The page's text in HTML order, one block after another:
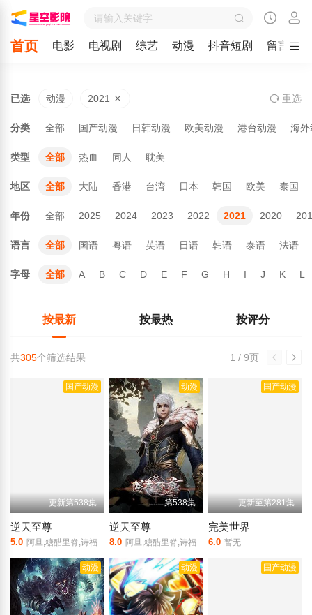
首页 电影 电视剧 综艺 动漫 抖音短剧 留言
已选 动漫 2021 重选
分类 全部 国产动漫 日韩动漫 欧美动漫 港台动漫 海外
类型 全部 热血 同人 耽美
地区 全部 大陆 香港 台湾 日本 韩国 欧美 泰国
年份 全部 2025 2024 2023 2022 2021 2020
语言 全部 国语 粤语 英语 日语 韩语 泰语 法语
字母 全部 A B C D E F G H I J K L
按最新 按最热 按评分
1 / 9页
共305个筛选结果
国产动漫
更新第538集
逆天至尊
5.0 阿旦,糖醋里脊,诗福
动漫
第538集
逆天至尊
8.0 阿旦,糖醋里脊,诗福
国产动漫
更新至第281集
完美世界
6.0 暂无
动漫 动漫 国产动漫